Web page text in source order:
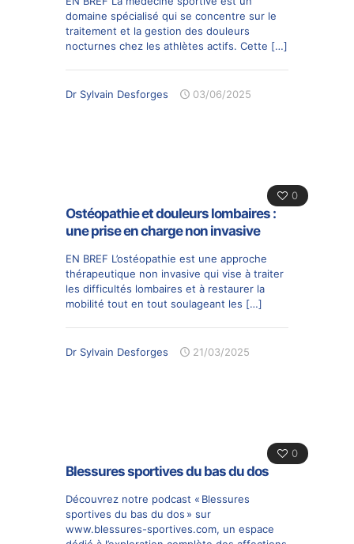
domaine spécialisé qui se concentre sur le
traitement et la gestion des douleurs
nocturnes chez les athlètes actifs. Cette […]
Dr Sylvain Desforges 03/06/2025
0
Ostéopathie et douleurs lombaires :
une prise en charge non invasive
EN BREF L’ostéopathie est une approche
thérapeutique non invasive qui vise à traiter
les difficultés lombaires et à restaurer la
mobilité tout en tout soulageant les […]
Dr Sylvain Desforges 21/03/2025
0
Blessures sportives du bas du dos
Découvrez notre podcast « Blessures
sportives du bas du dos » sur
www.blessures-sportives.com, un espace